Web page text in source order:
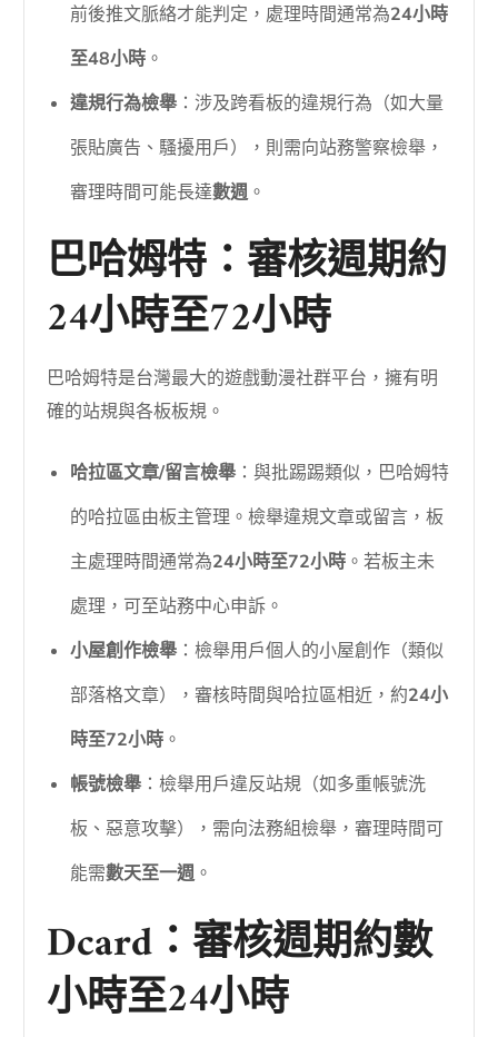
前後推文脈絡才能判定，處理時間通常為24小時
至48小時 。
違規行為檢舉 ：涉及跨看板的違規行為（如大量
張貼廣告、騷擾用戶），則需向站務警察檢舉，
審理時間可能長達數週。
巴哈姆特：審核週期約
24小時至72小時
巴哈姆特是台灣最大的遊戲動漫社群平台，擁有明
確的站規與各板板規。
哈拉區文章/留言檢舉 ：與批踢踢類似，巴哈姆特
的哈拉區由板主管理。檢舉違規文章或留言，板
主處理時間通常為24小時至72小時 。若板主未
處理，可至站務中心申訴。
小屋創作檢舉 ：檢舉用戶個人的小屋創作（類似
部落格文章），審核時間與哈拉區相近，約24小
時至72小時 。
帳號檢舉 ：檢舉用戶違反站規（如多重帳號洗
板、惡意攻擊），需向法務組檢舉，審理時間可
能需數天至一週。
Dcard：審核週期約數
小時至24小時